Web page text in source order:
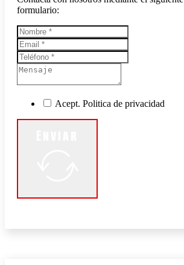
formulario:
Acept. Politica de privacidad